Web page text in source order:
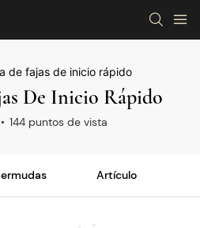
de fajas de inicio rápido
De Inicio Rápido
144 puntos de vista
Artículo